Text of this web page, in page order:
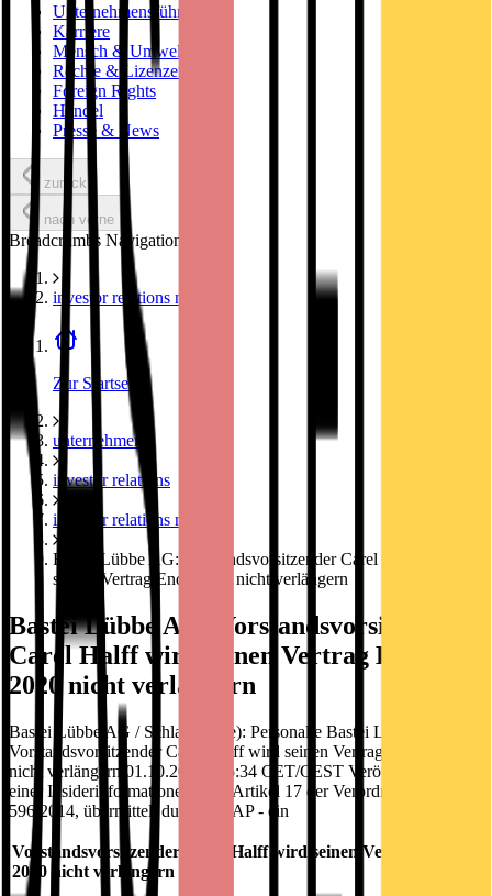
Unternehmensführung
Karriere
Mensch & Umwelt
Rechte & Lizenzen
Foreign Rights
Handel
Presse & News
zurück
nach vorne
Breadcrumbs Navigation
investor relations news
Zur Startseite
unternehmen
investor relations
investor relations news
Bastei Lübbe AG: Vorstandsvorsitzender Carel Halff wird
seinen Vertrag Ende 2020 nicht verlängern
Bastei Lübbe AG: Vorstandsvorsitzender
Carel Halff wird seinen Vertrag Ende
2020 nicht verlängern
Bastei Lübbe AG / Schlagwort(e): Personalie Bastei Lübbe AG:
Vorstandsvorsitzender Carel Halff wird seinen Vertrag Ende 2020
nicht verlängern 01.10.2019 / 15:34 CET/CEST Veröffentlichung
einer Insiderinformationen nach Artikel 17 der Verordnung (EU) Nr.
596/2014, übermittelt durch DGAP - ein
Vorstandsvorsitzender Carel Halff wird seinen Vertrag Ende
2020 nicht verlängern